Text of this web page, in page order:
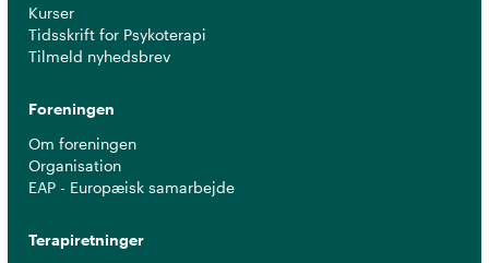
Kurser
Tidsskrift for Psykoterapi
Tilmeld nyhedsbrev
Foreningen
Om foreningen
Organisation
EAP - Europæisk samarbejde
Terapiretninger